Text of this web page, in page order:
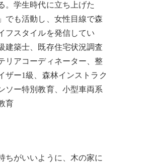
。学生時代に立ち上げた
でも活動し、女性目線で森
フスタイルを発信してい
建築士、既存住宅状況調査
リアコーディネーター、整
ザー1級、森林インストラク
ソー特別教育、小型車両系
育
ちがいいように、木の家に